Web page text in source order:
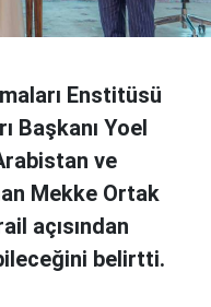
Enstitüsü
Başkanı Yoel
ve
Mekke Ortak
açısından
belirtti.